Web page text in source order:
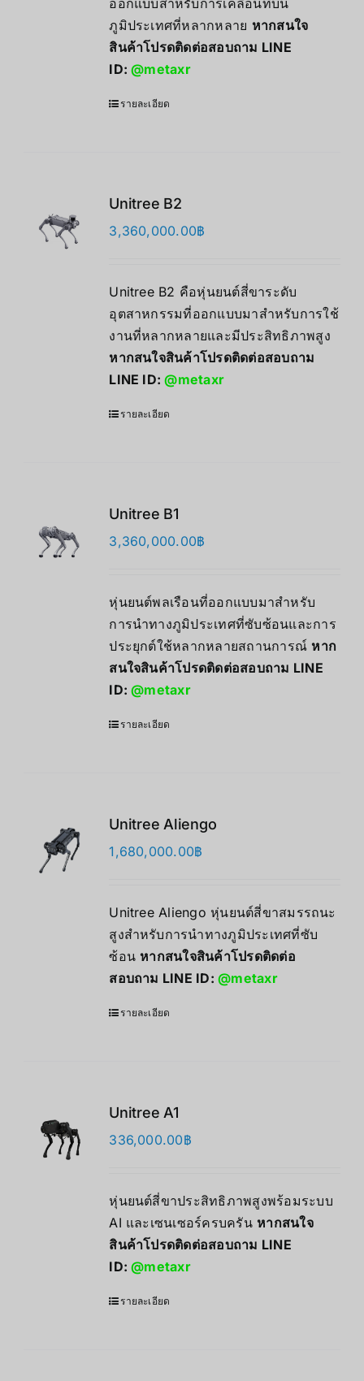
ออกแบบสำหรับการเคลื่อนที่บน
ภูมิประเทศที่หลากหลาย หากสนใจ
สินค้าโปรดติดต่อสอบถาม LINE
ID:@metaxr
รายละเอียด
Unitree B2
3,360,000.00฿
Unitree B2 คือหุ่นยนต์สี่ขาระดับ
อุตสาหกรรมที่ออกแบบมาสำหรับการใช้
งานที่หลากหลายและมีประสิทธิภาพสูง
หากสนใจสินค้าโปรดติดต่อสอบถาม
LINE ID:@metaxr
รายละเอียด
Unitree B1
3,360,000.00฿
หุ่นยนต์พลเรือนที่ออกแบบมาสำหรับ
การนำทางภูมิประเทศที่ซับซ้อนและการ
ประยุกต์ใช้หลากหลายสถานการณ์ หาก
สนใจสินค้าโปรดติดต่อสอบถาม LINE
ID:@metaxr
รายละเอียด
Unitree Aliengo
1,680,000.00฿
Unitree Aliengo หุ่นยนต์สี่ขาสมรรถนะ
สูงสำหรับการนำทางภูมิประเทศที่ซับ
ซ้อน หากสนใจสินค้าโปรดติดต่อ
สอบถาม LINE ID:@metaxr
รายละเอียด
Unitree A1
336,000.00฿
หุ่นยนต์สี่ขาประสิทธิภาพสูงพร้อมระบบ
AI และเซนเซอร์ครบครัน หากสนใจ
สินค้าโปรดติดต่อสอบถาม LINE
ID:@metaxr
รายละเอียด